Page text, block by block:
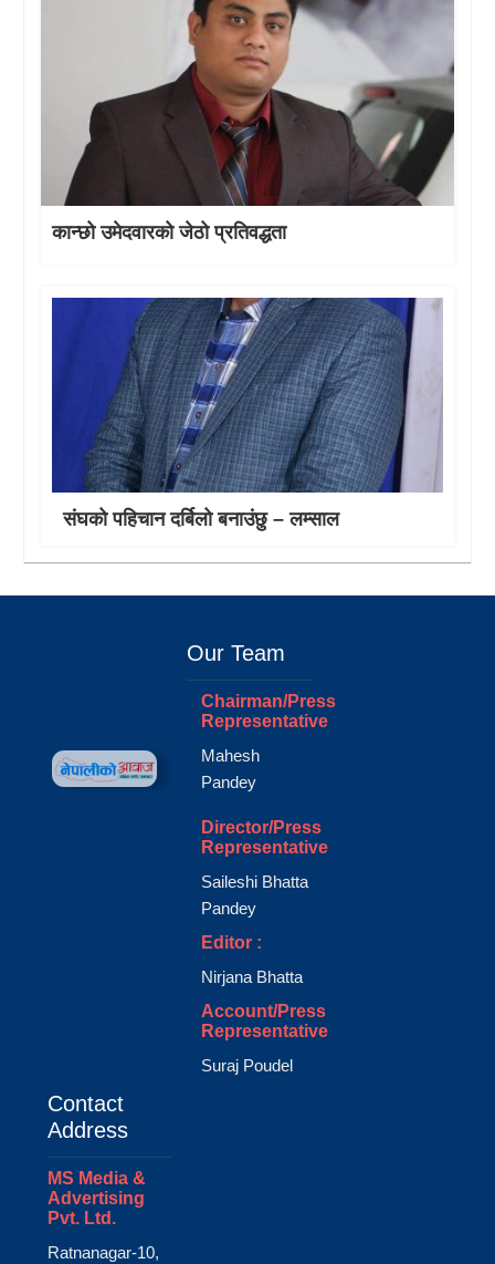
कान्छो उमेदवारको जेठो प्रतिवद्धता
संघको पहिचान दर्बिलो बनाउंछु – लम्साल
Our Team
Chairman/Press
Representative
Mahesh
Pandey
Director/Press
Representative
Saileshi Bhatta
Pandey
Editor :
Nirjana Bhatta
Account/Press
Representative
Suraj Poudel
Contact
Address
MS Media &
Advertising
Pvt. Ltd.
Ratnanagar-10,